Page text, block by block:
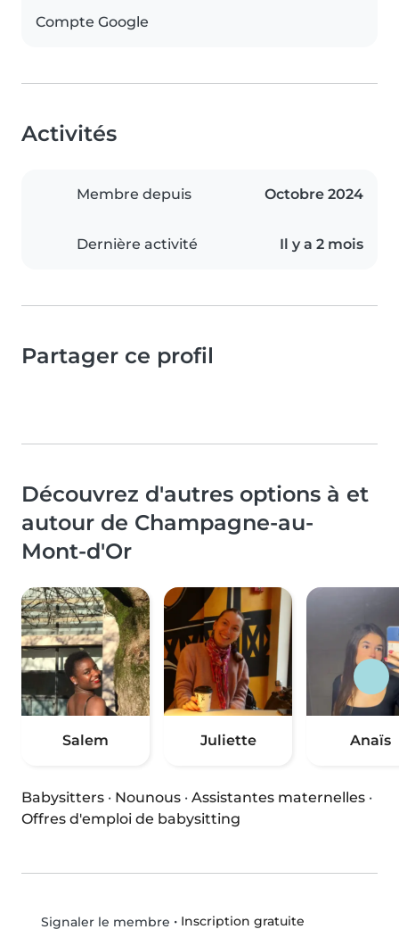
Compte Google
Activités
Membre depuis Octobre 2024
Dernière activité Il y a 2 mois
Partager ce profil
Découvrez d'autres options à et
autour de Champagne-au-
Mont-d'Or
Salem Juliette Anaïs
Babysitters · Nounous · Assistantes maternelles ·
Offres d'emploi de babysitting
Signaler le membre • Inscription gratuite